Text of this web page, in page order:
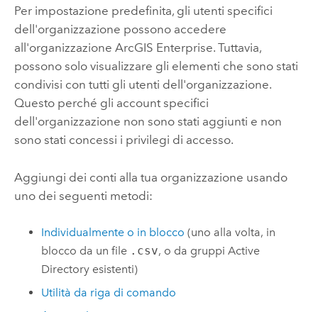
Per impostazione predefinita, gli utenti specifici
dell'organizzazione possono accedere
all'organizzazione ArcGIS Enterprise. Tuttavia,
possono solo visualizzare gli elementi che sono stati
condivisi con tutti gli utenti dell'organizzazione.
Questo perché gli account specifici
dell'organizzazione non sono stati aggiunti e non
sono stati concessi i privilegi di accesso.
Aggiungi dei conti alla tua organizzazione usando
uno dei seguenti metodi:
Individualmente o in blocco (uno alla volta, in
blocco da un file .csv, o da gruppi Active
Directory esistenti)
Utilità da riga di comando